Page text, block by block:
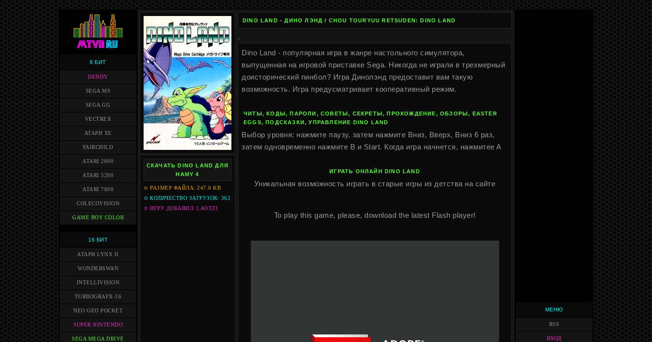
8 БИТ
DENDY
SEGA MS
SEGA GG
VECTREX
АТАРИ XE
FAIRCHILD
ATARI 2600
ATARI 5200
ATARI 7800
COLECOVISION
GAME BOY COLOR
16 БИТ
АТАРИ LYNX II
WONDERSWAN
INTELLIVISION
TURBOGRAFX-16
NEO GEO POCKET
SUPER NINTENDO
SEGA MEGA DRIVE
СКАЧАТЬ DINO LAND ДЛЯ
HAMY 4
✫ РАЗМЕР ФАЙЛА: 247.0 KB
✫ КОЛИЧЕСТВО ЗАГРУЗОК: 362
✫ ИГРУ ДОБАВИЛ: LAOTZI
DINO LAND - ДИНО ЛЭНД / CHOU TOURYUU RETSUDEN: DINO LAND
.
Dino Land - популярная игра в жанре настольного симулятора,
выпущенная на игровой приставке Sega. Никогда не играли в трехмерный
доисторический пинбол? Игра Динолэнд предоставит вам такую
возможность. Игра предусматривает кооперативный режим.
ЧИТЫ, КОДЫ, ПАРОЛИ, СОВЕТЫ, СЕКРЕТЫ, ПРОХОЖДЕНИЕ, ОБЗОРЫ, EASTER
EGGS, ПОДСКАЗКИ, УПРАВЛЕНИЕ DINO LAND
Выбор уровня: нажмите паузу, затем нажмите Вниз, Вверх, Вниз 6 раз,
затем одновременно нажмите B и Start. Когда игра начнется, нажмитеe A
ИГРАТЬ ОНЛАЙН DINO LAND
Уникальная возможность играть в старые игры из детства на сайте
To play this game, please, download the latest Flash player!
МЕНЮ
RSS
ВХОД